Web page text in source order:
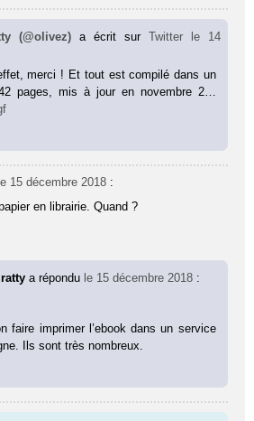
(@olivez) a écrit sur Twitter
le 14
merci ! Et tout est compilé dans un
pages, mis à jour en novembre 2…
le 15 décembre 2018 :
en librairie. Quand ?
a répondu le 15 décembre 2018 :
faire imprimer l’ebook dans un service
Ils sont très nombreux.